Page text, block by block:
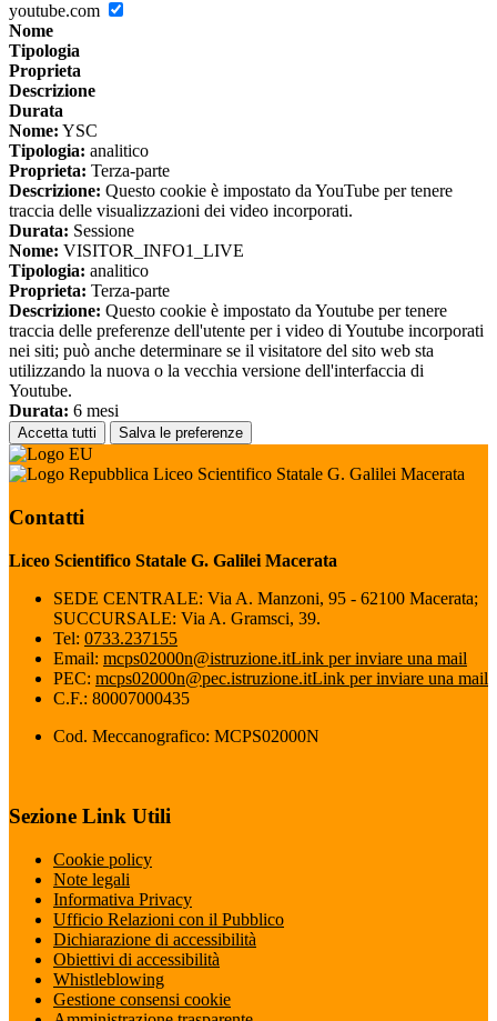
youtube.com
Nome
Tipologia
Proprieta
Descrizione
Durata
Nome: YSC
Tipologia: analitico
Proprieta: Terza-parte
Descrizione: Questo cookie è impostato da YouTube per tenere
traccia delle visualizzazioni dei video incorporati.
Durata: Sessione
Nome: VISITOR_INFO1_LIVE
Tipologia: analitico
Proprieta: Terza-parte
Descrizione: Questo cookie è impostato da Youtube per tenere
traccia delle preferenze dell'utente per i video di Youtube incorporati
nei siti; può anche determinare se il visitatore del sito web sta
utilizzando la nuova o la vecchia versione dell'interfaccia di
Youtube.
Durata: 6 mesi
Accetta tutti Salva le preferenze
Liceo Scientifico Statale G. Galilei Macerata
Contatti
Liceo Scientifico Statale G. Galilei Macerata
SEDE CENTRALE: Via A. Manzoni, 95 - 62100 Macerata;
SUCCURSALE: Via A. Gramsci, 39.
Tel: 0733.237155
Email: mcps02000n@istruzione.itLink per inviare una mail
PEC: mcps02000n@pec.istruzione.itLink per inviare una mail
C.F.: 80007000435
Cod. Meccanografico: MCPS02000N
Sezione Link Utili
Cookie policy
Note legali
Informativa Privacy
Ufficio Relazioni con il Pubblico
Dichiarazione di accessibilità
Obiettivi di accessibilità
Whistleblowing
Gestione consensi cookie